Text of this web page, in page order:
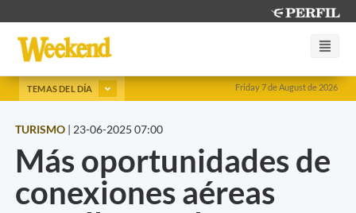
Friday 7 de August de 2026
TEMAS DEL DÍA
TURISMO | 23-06-2025 07:00
Más oportunidades de
conexiones aéreas